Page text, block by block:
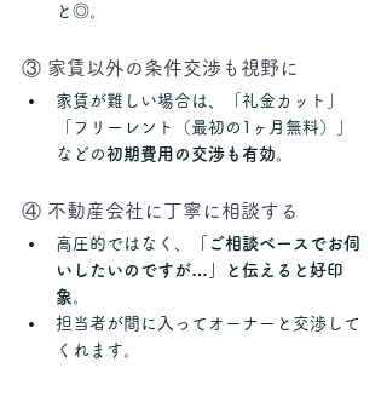
と◎。
③ 家賃以外の条件交渉も視野に
家賃が難しい場合は、「礼金カット」
「フリーレント（最初の1ヶ月無料）」
などの初期費用の交渉も有効。
④ 不動産会社に丁寧に相談する
高圧的ではなく、
「ご相談ベースでお伺
いしたいのですが…」と伝えると好印
象。
担当者が間に入ってオーナーと交渉して
くれます。